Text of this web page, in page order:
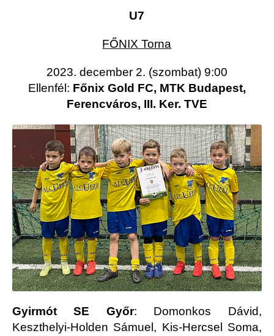
U7
FŐNIX Torna
2023. december 2. (szombat) 9:00
Ellenfél: Főnix Gold FC, MTK Budapest,
Ferencváros, III. Ker. TVE
Gyirmót SE Győr: Domonkos Dávid,
Keszthelyi-Holden Sámuel, Kis-Hercsel Soma,